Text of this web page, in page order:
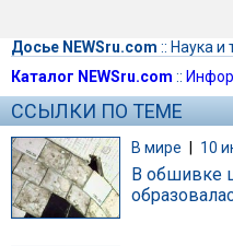
Досье NEWSru.com :: Наука и
Каталог NEWSru.com ::
ССЫЛКИ ПО ТЕМЕ
В мире | 10
В обшивке